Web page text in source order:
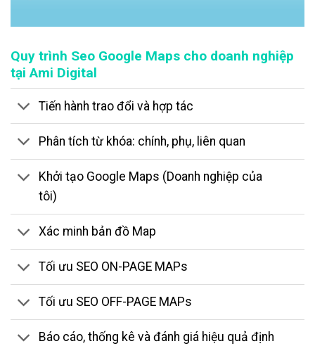
Quy trình Seo Google Maps cho doanh nghiệp
tại Ami Digital
Tiến hành trao đổi và hợp tác
Phân tích từ khóa: chính, phụ, liên quan
Khởi tạo Google Maps (Doanh nghiệp của
tôi)
Xác minh bản đồ Map
Tối ưu SEO ON-PAGE MAPs
Tối ưu SEO OFF-PAGE MAPs
Báo cáo, thống kê và đánh giá hiệu quả định